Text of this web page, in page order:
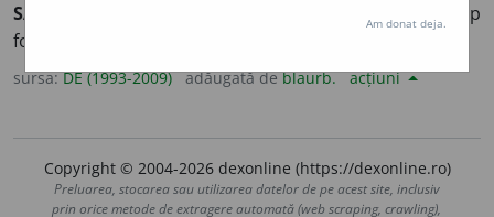
SÁRMA
Denumirea dată vântului de tip
foehn în regiunea Baikal.
sursa:DE (1993-2009) adăugată deblaurb. acțiuni
Copyright © 2004-2026 dexonline (https://dexonline.ro)
Preluarea, stocarea sau utilizarea datelor de pe acest site, inclusiv
prin orice metode de extragere automată (web scraping, crawling),
Am donat deja.